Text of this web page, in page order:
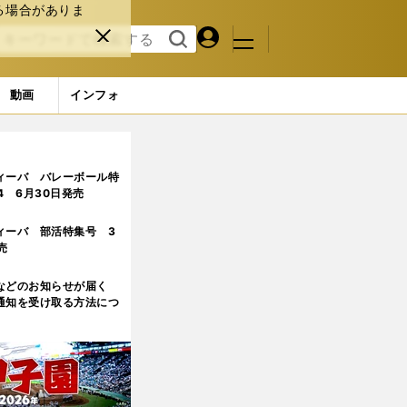
合がありま
閉じ
る
検索
る
マイペ
ジ
メニュ
動画 インフォ
ーバ バレーボール特
6月30日発売
ーバ 部活特集号 3
どのお知らせが届く
知を受け取る方法につ